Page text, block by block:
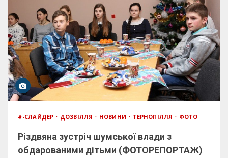
#-СЛАЙДЕР ДОЗВІЛЛЯ НОВИНИ ТЕРНОПІЛЛЯ ФОТО
Різдвяна зустріч шумської влади з
обдарованими дітьми (ФОТОРЕПОРТАЖ)